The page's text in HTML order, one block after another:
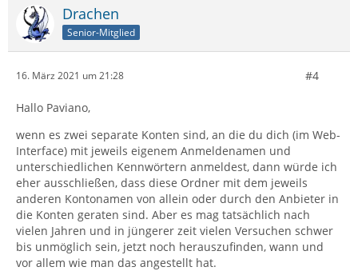
Drachen
Senior-Mitglied
16. März 2021 um 21:28 #4
Hallo Paviano,
wenn es zwei separate Konten sind, an die du dich (im Web-
Interface) mit jeweils eigenem Anmeldenamen und
unterschiedlichen Kennwörtern anmeldest, dann würde ich
eher ausschließen, dass diese Ordner mit dem jeweils
anderen Kontonamen von allein oder durch den Anbieter in
die Konten geraten sind. Aber es mag tatsächlich nach
vielen Jahren und in jüngerer zeit vielen Versuchen schwer
bis unmöglich sein, jetzt noch herauszufinden, wann und
vor allem wie man das angestellt hat.